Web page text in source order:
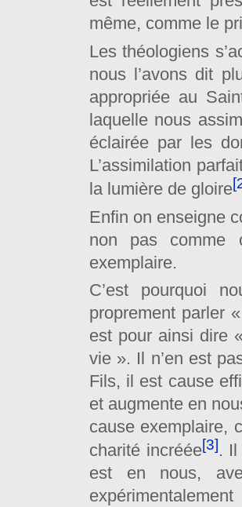
même, comme le
Les théologiens
nous l’avons dit
appropriée au
laquelle nous
éclairée par les
L’assimilation
la lumière de gloire
Enfin on enseigne
non pas comme
exemplaire.
C’est pourquoi
proprement parler
est pour ainsi dire
vie ». Il n’en est
Fils, il est cause
et augmente en
cause exemplaire,
charité incréée[3].
est en nous,